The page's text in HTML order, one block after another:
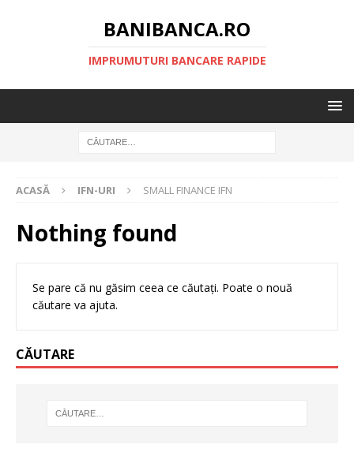
BANIBANCA.RO
IMPRUMUTURI BANCARE RAPIDE
ACASĂ IFN-URI SMALL FINANCE IFN
Nothing found
Se pare că nu găsim ceea ce căutați. Poate o nouă
căutare va ajuta.
CĂUTARE